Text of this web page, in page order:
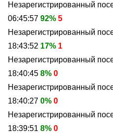
Незарегистрированный
06:45:57 92% 5
Незарегистрированный
18:43:52 17% 1
Незарегистрированный
18:40:45 8% 0
Незарегистрированный
18:40:27 0% 0
Незарегистрированный
18:39:51 8% 0